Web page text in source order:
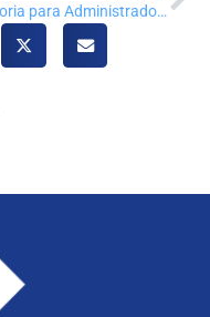
Mentoria para Administradoras e Empreendedoras inicia em 23 de junho